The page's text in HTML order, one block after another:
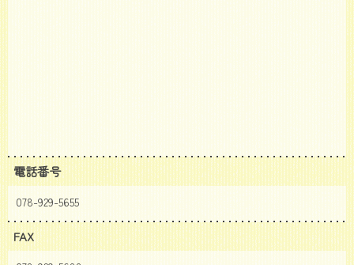
電話番号
078-929-5655
FAX